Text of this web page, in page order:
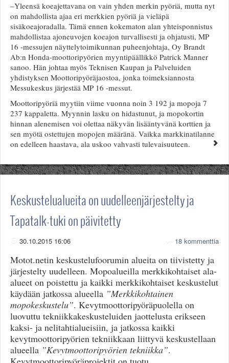
–Yleensä koeajettavana on vain yhden merkin pyöriä, mutta nyt
on mahdollista ajaa eri merkkien pyöriä ja vieläpä
sisäkoeajoradalla. Tämä ennen kokematon alan yhteisponnistus
mahdollistaa ajoneuvojen koeajon turvallisesti ja ohjatusti, MP
16 -messujen näyttelytoimikunnan puheenjohtaja, Oy Brandt
Ab:n Honda-moottoripyörien myyntipäällikkö Patrick Manner
sanoo. Hän johtaa myös Teknisen Kaupan ja Palveluiden
yhdistyksen Moottoripyöräjaostoa, jonka toimeksiannosta
Messukeskus järjestää MP 16 -messut.
Moottoripyöriä myytiin viime vuonna noin 3 192 ja mopoja 7
237 kappaletta. Myynnin lasku on hidastunut, ja mopokortin
hinnan alenemisen voi olettaa näkyvän lisääntyvänä korttien ja
sen myötä ostettujen mopojen määränä. Vaikka markkinatilanne
on edelleen haastava, ala uskoo vahvasti tulevaisuuteen.
Keskustelualueita on uudelleenjärjestelty ja
Tapatalk-tuki on päivitetty
30.10.2015 16:06 18 kommenttia
Motot.netin keskustelufoorumin alueita on tiivistetty ja
järjestelty uudelleen. Mopoalueilla merkkikohtaiset ala-
alueet on poistettu ja kaikki merkkikohtaiset keskustelut
käydään jatkossa alueella ”Merkkikohtainen
mopokeskustelu”. Kevytmoottoripyöräpuolella on
luovuttu tekniikkakeskusteluiden jaottelusta erikseen
kaksi- ja nelitahtialueisiin, ja jatkossa kaikki
kevytmoottoripyörien tekniikkaan liittyvä keskustellaan
alueella ”Kevytmoottoripyörien tekniikka”.